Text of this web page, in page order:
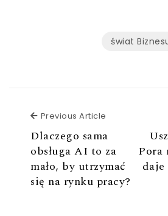
świat
Previous Article
Dlaczego sama
obsługa AI to za
mało, by utrzymać
się na rynku pracy?
Pora